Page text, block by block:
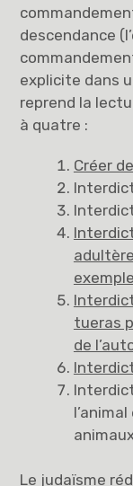
descendance
explicite dans
reprend la
à quatre :
Créer
tueras
de
Le judaïsme